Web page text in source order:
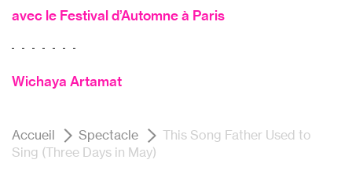
avec le Festival d’Automne à Paris
Wichaya Artamat
Accueil Spectacle
This Song Father Used to
Sing (Three Days in May)